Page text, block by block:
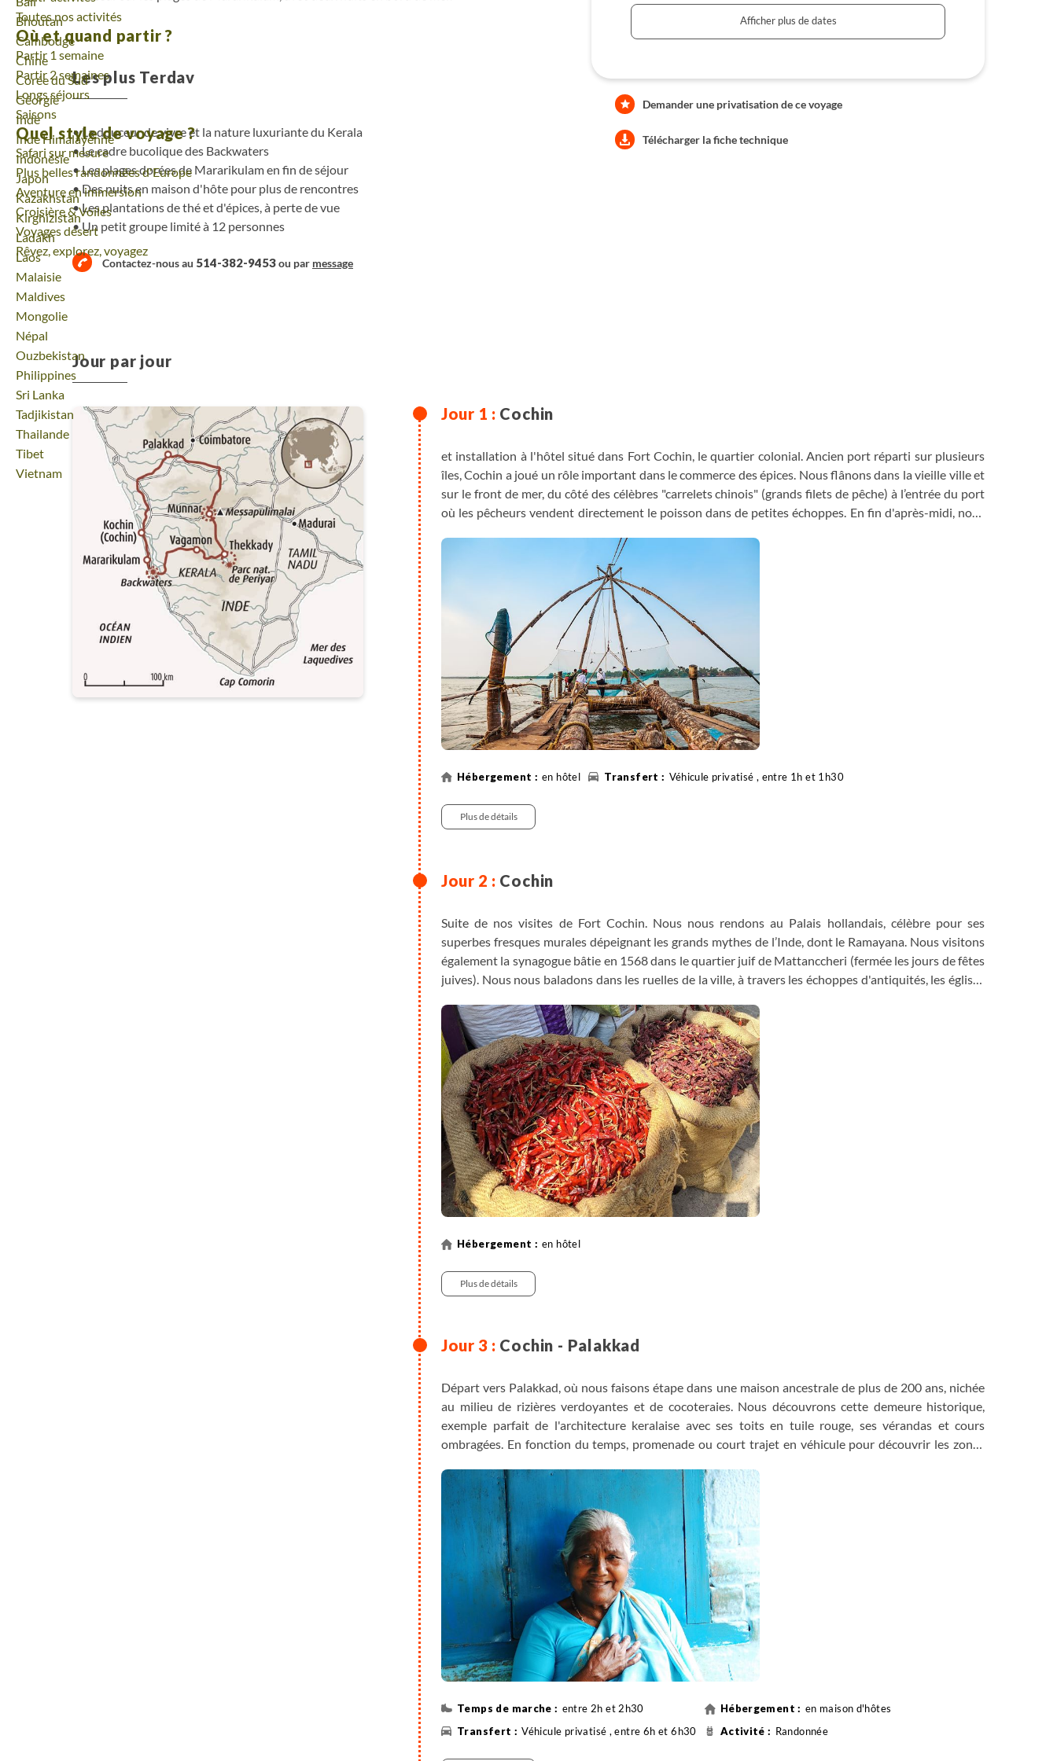
Voyage
Bhoutan
Voyage
Cambodge
Voyage
Chine
Voyage
Corée du Sud
Voyage
Géorgie
Voyage
Inde
Voyage
Inde Himalayenne
Voyage
Indonésie
Voyage
Japon
Voyage
Kazakhstan
Voyage
Kirghizistan
Voyage
Ladakh
Voyage
Laos
Voyage
Malaisie
Voyage
Maldives
Voyage
Mongolie
Voyage
Népal
Voyage
Ouzbekistan
Voyage
Philippines
Voyage
Sri Lanka
Voyage
Tadjikistan
Voyage
Thailande
Voyage
Tibet
Voyage
Vietnam
Toutes nos activités
Où et quand partir ?
Partir 1 semaine
Partir 2 semaines
Longs séjours
Saisons
Quel style de voyage ?
Safari sur mesure
Plus belles randonnées d'Europe
Aventure en immersion
Croisière & Voiles
Voyages désert
Rêvez, explorez, voyagez
Les plus Terdav
La douceur de vivre et la nature luxuriante du Kerala
Le cadre bucolique des Backwaters
Les plages dorées de Mararikulam en fin de séjour
Des nuits en maison d'hôte pour plus de rencontres
Les plantations de thé et d'épices, à perte de vue
Un petit groupe limité à 12 personnes
Contactez-nous au 514-382-9453ou par message
Afficher plus de dates
Demander une privatisation de ce voyage
Télécharger la fiche technique
Jour par jour
Cochin
et installation à l'hôtel situé dans Fort Cochin, le quartier colonial. Ancien port réparti sur plusieurs
îles, Cochin a joué un rôle important dans le commerce des épices. Nous flânons dans la vieille ville et
sur le front de mer, du côté des célèbres "carrelets chinois" (grands filets de pêche) à l’entrée du port
où les pêcheurs vendent directement le poisson dans de petites échoppes. En fin d'après-midi, nous
assistons à la longue préparation des masques, tout aussi intéressante que le spectacle lui-même.
en hôtel Véhicule privatisé , entre 1h et 1h30
Plus de détails
Cochin
Suite de nos visites de Fort Cochin. Nous nous rendons au Palais hollandais, célèbre pour ses
superbes fresques murales dépeignant les grands mythes de l’Inde, dont le Ramayana. Nous visitons
également la synagogue bâtie en 1568 dans le quartier juif de Mattanccheri (fermée les jours de fêtes
juives). Nous nous baladons dans les ruelles de la ville, à travers les échoppes d'antiquités, les églises
en hôtel
Plus de détails
Cochin - Palakkad
Départ vers Palakkad, où nous faisons étape dans une maison ancestrale de plus de 200 ans, nichée
au milieu de rizières verdoyantes et de cocoteraies. Nous découvrons cette demeure historique,
exemple parfait de l'architecture keralaise avec ses toits en tuile rouge, ses vérandas et cours
ombragées. En fonction du temps, promenade ou court trajet en véhicule pour découvrir les zones
entre 2h et 2h30
en maison d'hôtes
Véhicule privatisé , entre 6h et 6h30
Randonnée